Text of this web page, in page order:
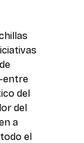
del
del
a
el